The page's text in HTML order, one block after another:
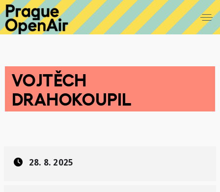
VOJTĚCH
DRAHOKOUPIL
28. 8. 2025